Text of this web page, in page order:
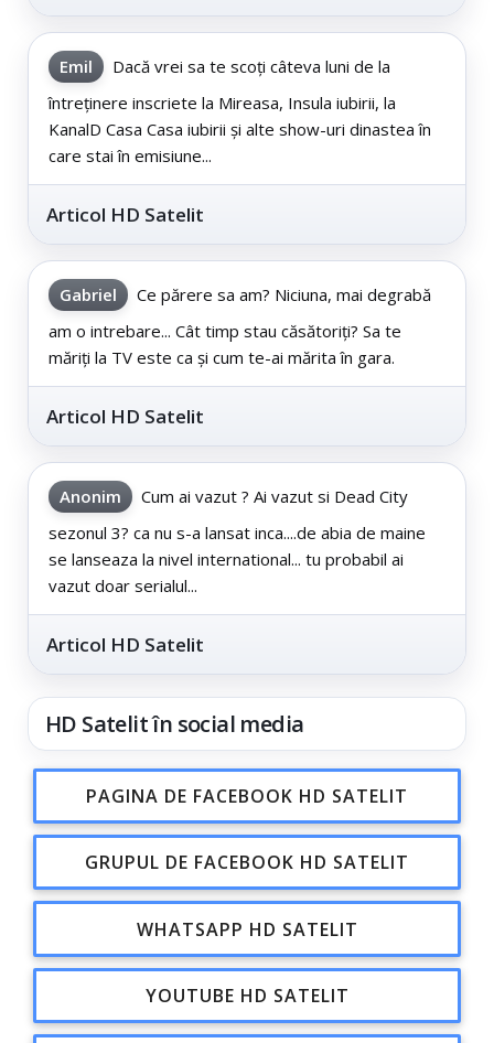
Emil
Dacă vrei sa te scoți câteva luni de la
întreținere inscriete la Mireasa, Insula iubirii, la
KanalD Casa Casa iubirii și alte show-uri dinastea în
care stai în emisiune...
Articol HD Satelit
Gabriel
Ce părere sa am? Niciuna, mai degrabă
am o intrebare... Cât timp stau căsătoriți? Sa te
măriți la TV este ca și cum te-ai mărita în gara.
Articol HD Satelit
Anonim
Cum ai vazut ? Ai vazut si Dead City
sezonul 3? ca nu s-a lansat inca....de abia de maine
se lanseaza la nivel international... tu probabil ai
vazut doar serialul...
Articol HD Satelit
HD Satelit în social media
PAGINA DE FACEBOOK HD SATELIT
GRUPUL DE FACEBOOK HD SATELIT
WHATSAPP HD SATELIT
YOUTUBE HD SATELIT